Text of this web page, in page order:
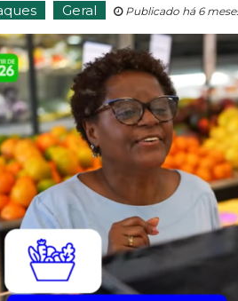
Geral Publicado há 6